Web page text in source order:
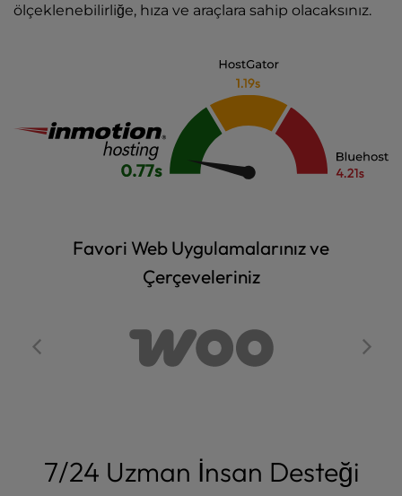
ölçeklenebilirliğe, hıza ve araçlara sahip olacaksınız.
Favori Web Uygulamalarınız ve
Çerçeveleriniz
7/24 Uzman İnsan Desteği